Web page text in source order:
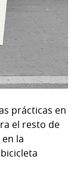
prácticas en
el resto de
la